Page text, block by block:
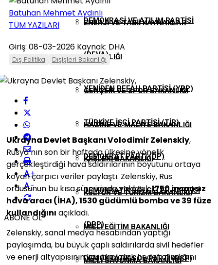
DEMOKRASI VE ATILIM PARTISI
(DEVA)
YENIDEN REFAH PARTISI (YRP)
TÜRKIYE İŞÇI PARTISI (TİP)
DEMOKRAT PARTI (DP)
DEMOKRATIK BÖLGELER PARTISI
(DBP)
DEMOKRATIK SOL PARTI (DSP)
ENERJI VE TABII KAYNAKLAR
BAKANLIĞI
GENÇLIK VE SPOR BAKANLIĞI
HAZINE VE MALIYE BAKANLIĞI
İÇIŞLERI BAKANLIĞI
KÜLTÜR VE TURIZM BAKANLIĞI
MILLI EĞITIM BAKANLIĞI
MILLI SAVUNMA BAKANLIĞI
Batuhan Mehmet Aydınlı
TÜM YAZILARI
Giriş: 08-03-2026 Kaynak: DHA
Dış Politika Dışişleri Bakanlığı
+
-
ABONE OL
Ukrayna Devlet Başkanı Volodimir Zelenskiy,
Rusya’nın son bir haftada ülkesine yönelik
gerçekleştirdiği hava saldırılarının boyutunu ortaya
koyan çarpıcı veriler paylaştı. Zelenskiy, Rus
ordusunun bu kısa süre içinde yaklaşık1750 insansız
hava aracı (İHA), 1530 güdümlü bomba ve 39 füze
kullandığını açıkladı.
Zelenskiy, sanal medya hesabından yaptığı
paylaşımda, bu büyük çaplı saldırılarda sivil hedefler
ve enerji altyapısının kasıtlı olarak hedef alındığını